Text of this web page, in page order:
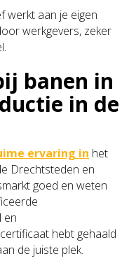
werkt aan je eigen
werkgevers, zeker
banen in
in de
ervaring in het
Drechtsteden en
goed en weten
en
hebt gehaald
de juiste plek.